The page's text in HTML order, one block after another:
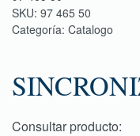
SKU: 97 465 50
Categoría: Catalogo
Consultar producto: